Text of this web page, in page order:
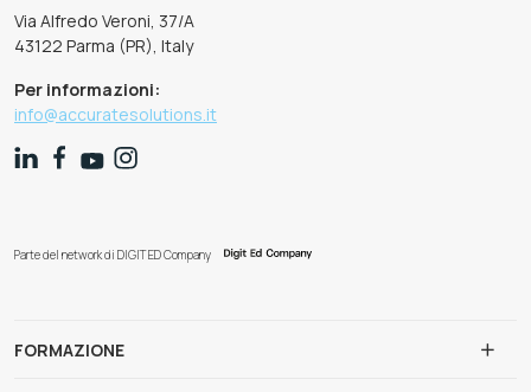
Via Alfredo Veroni, 37/A
43122 Parma (PR), Italy
Per informazioni:
info@accuratesolutions.it
Parte del network di DIGIT ED Company
FORMAZIONE